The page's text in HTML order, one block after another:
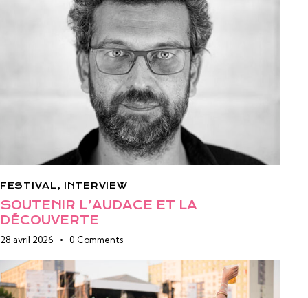
FESTIVAL , INTERVIEW
SOUTENIR L’AUDACE ET LA
DÉCOUVERTE
28 avril 2026 0 Comments